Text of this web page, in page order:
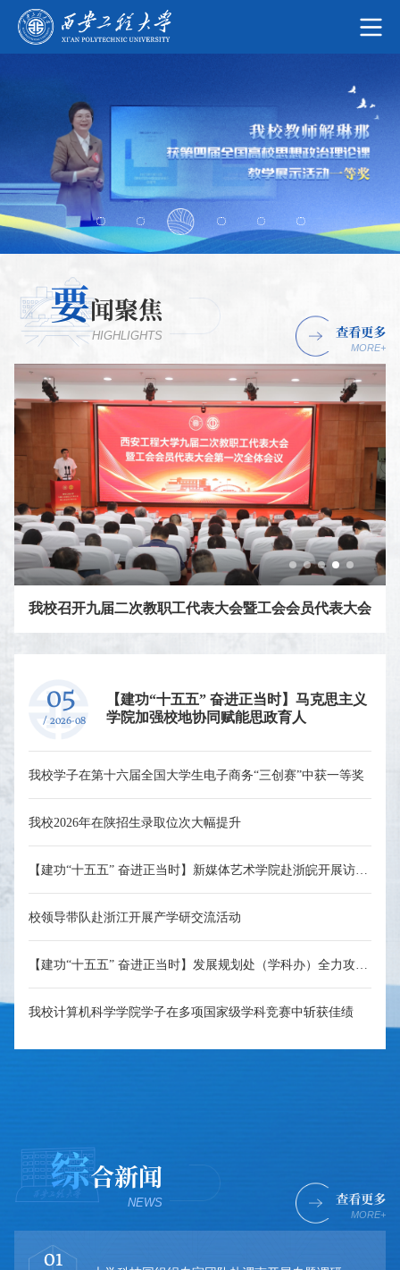
要闻聚焦
HIGHLIGHTS 查看更多
MORE+
我校在第四届全国高校思想政治理论课教学展示活动中获一等奖和优秀教学团队
05
/ 2026-08
【建功“十五五” 奋进正当时】马克思主义
学院加强校地协同赋能思政育人
我校学子在第十六届全国大学生电子商务“三创赛”中获一等奖
我校2026年在陕招生录取位次大幅提升
校领导带队赴浙江开展产学研交流活动
我校计算机科学学院学子在多项国家级学科竞赛中斩获佳绩
综合新闻
NEWS 查看更多
MORE+
01